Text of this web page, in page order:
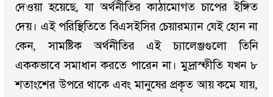
দেওয়া হয়েছে, যা অর্থনীতির কাঠামোগত চাপের ইঙ্গিত
দেয়। এই পরিস্থিতিতে বিএসইসির চেয়ারম্যান যেই হোন না
কেন, সামষ্টিক অর্থনীতির এই চ্যালেঞ্জগুলো তিনি
এককভাবে সমাধান করতে পারেন না। মুদ্রাস্ফীতি যখন ৮
শতাংশের উপরে থাকে এবং মানুষের প্রকৃত আয় কমে যায়,